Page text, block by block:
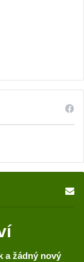
a žádný nový